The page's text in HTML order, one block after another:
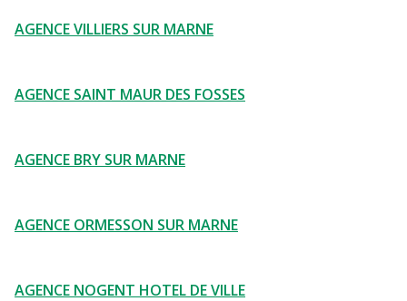
AGENCE VILLIERS SUR MARNE
AGENCE SAINT MAUR DES FOSSES
AGENCE BRY SUR MARNE
AGENCE ORMESSON SUR MARNE
AGENCE NOGENT HOTEL DE VILLE